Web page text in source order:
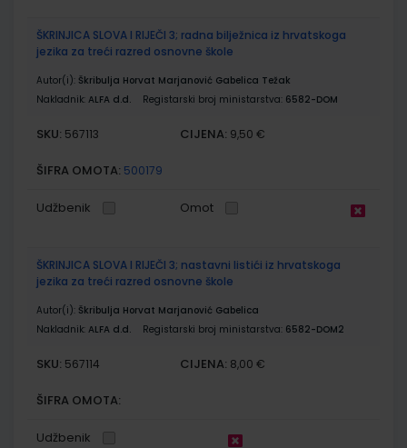
ŠKRINJICA SLOVA I RIJEČI 3; radna bilježnica iz hrvatskoga
jezika za treći razred osnovne škole
Autor(i): Škribulja Horvat Marjanović Gabelica Težak
Nakladnik: ALFA d.d. Registarski broj ministarstva: 6582-DOM
SKU: 567113 CIJENA: 9,50 €
ŠIFRA OMOTA: 500179
Udžbenik Omot
ŠKRINJICA SLOVA I RIJEČI 3; nastavni listići iz hrvatskoga
jezika za treći razred osnovne škole
Autor(i): Škribulja Horvat Marjanović Gabelica
Nakladnik: ALFA d.d. Registarski broj ministarstva: 6582-DOM2
SKU: 567114 CIJENA: 8,00 €
ŠIFRA OMOTA:
Udžbenik